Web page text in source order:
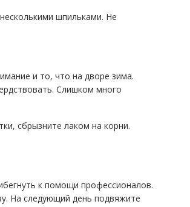
шпильками. Не
и то, что на дворе зима.
Слишком много
сбрызните лаком на корни.
к помощи профессионалов.
На следующий день подвяжите